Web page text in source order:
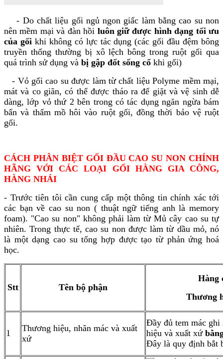
- Do chất liệu gối ngủ ngon giấc làm bằng cao su non
nên mềm mại và đàn hồi luôn giữ được hình dạng tối ưu
của gốikhi không có lực tác dụng (các gối đầu đệm bông
truyền thống thường bị xô lệch bông trong ruột gối qua
quá trình sử dụng và bị gập đốt sống cổ khi gối)
- Vỏ gối cao su được làm từ chất liệu Polyme mềm mại,
mát và co giãn, có thể được tháo ra để giặt và vệ sinh dễ
dàng, lớp vỏ thứ 2 bên trong có tác dụng ngăn ngừa bám
bẩn và thấm mồ hôi vào ruột gối, đồng thời bảo vệ ruột
gối.
CÁCH PHÂN BIỆT GỐI ĐẦU CAO SU NON CHÍNH
HÃNG VỚI CÁC LOẠI GỐI HÀNG GIA CÔNG,
HÀNG NHÁI
- Trước tiên tôi cần cung cấp một thông tin chính xác tới
các bạn về cao su non ( thuật ngữ tiếng anh là memory
foam). "Cao su non" không phải làm từ Mủ cây cao su tự
nhiên. Trong thực tế, cao su non được làm từ dầu mỏ, nó
là một dạng cao su tổng hợp được tạo từ phản ứng hoá
học.
Stt Tên bộ phận
Hàng
Thương
1
Thương hiệu, nhãn mác và xuất
xứ
Đầy đủ tem mác ghi
hiệu và xuất xứ
Đây là quy định bắt